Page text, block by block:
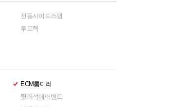
전동사이드스탭
루프랙
ECM룸미러
뒷좌석에어벤트